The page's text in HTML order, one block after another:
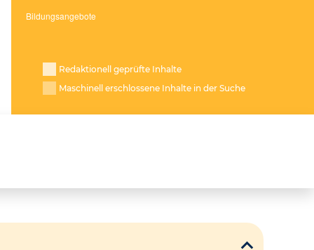
Redaktionell geprüfte Inhalte
Maschinell erschlossene Inhalte in der Suche